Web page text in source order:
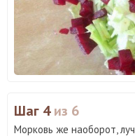
Шаг 4из 6
Морковь же наоборот,